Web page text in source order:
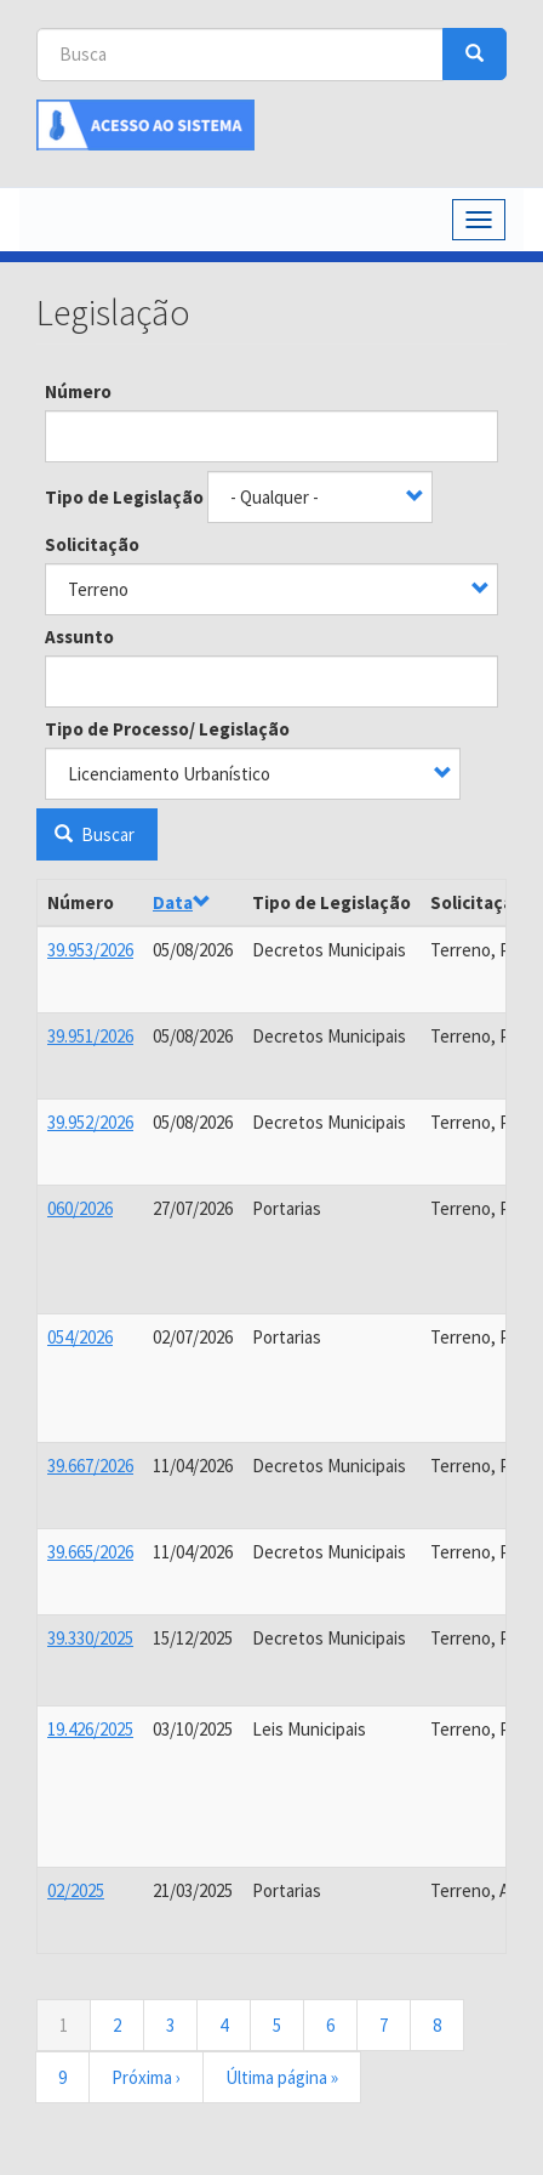
Buscar
Busca
Busca
Toggle
Legislação
Número
Tipo de Legislação
Solicitação
Assunto
Tipo de Processo/ Legislação
Buscar
Número Data Tipo de Legislação Solicitação
39.953/2026 05/08/2026 Decretos Municipais Terreno,
39.951/2026 05/08/2026 Decretos Municipais Terreno,
39.952/2026 05/08/2026 Decretos Municipais Terreno,
060/2026 27/07/2026 Portarias Terreno,
054/2026 02/07/2026 Portarias Terreno,
39.667/2026 11/04/2026 Decretos Municipais Terreno,
39.665/2026 11/04/2026 Decretos Municipais Terreno,
39.330/2025 15/12/2025 Decretos Municipais Terreno,
19.426/2025 03/10/2025 Leis Municipais Terreno,
02/2025 21/03/2025 Portarias Terreno,
Paginação
Página
atual
1 Page
2 Page
3 Page
4 Page
5 Page
6 Page
7 Page
8
Page
9
Próxima
página
Próxima ›
Última
página
Última página »